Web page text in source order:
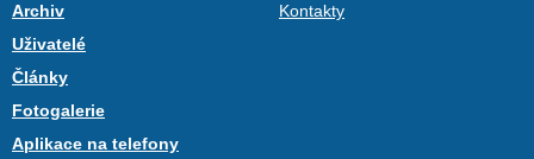
Archiv
Uživatelé
Články
Fotogalerie
Aplikace na telefony
Kontakty